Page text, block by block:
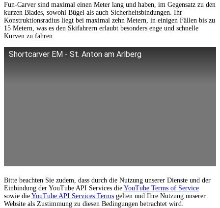
Fun-Carver sind maximal einen Meter lang und haben, im Gegensatz zu den
kurzen Blades, sowohl Bügel als auch Sicherheitsbindungen. Ihr
Konstruktionsradius liegt bei maximal zehn Metern, in einigen Fällen bis zu
15 Metern, was es den Skifahrern erlaubt besonders enge und schnelle
Kurven zu fahren.
Shortcarver EM - St. Anton am Arlberg
Bitte beachten Sie zudem, dass durch die Nutzung unserer Dienste und der
Einbindung der YouTube API Services die YouTube Terms of Service
sowie die YouTube API Services Terms gelten und Ihre Nutzung unserer
Website als Zustimmung zu diesen Bedingungen betrachtet wird.